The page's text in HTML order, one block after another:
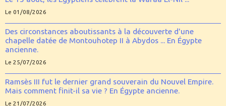
Le 01/08/2026
Des circonstances aboutissants à la découverte d'une
chapelle datée de Montouhotep II à Abydos ... En Égypte
ancienne.
Le 25/07/2026
Ramsès III fut le dernier grand souverain du Nouvel Empire.
Mais comment finit-il sa vie ? En Égypte ancienne.
Le 21/07/2026